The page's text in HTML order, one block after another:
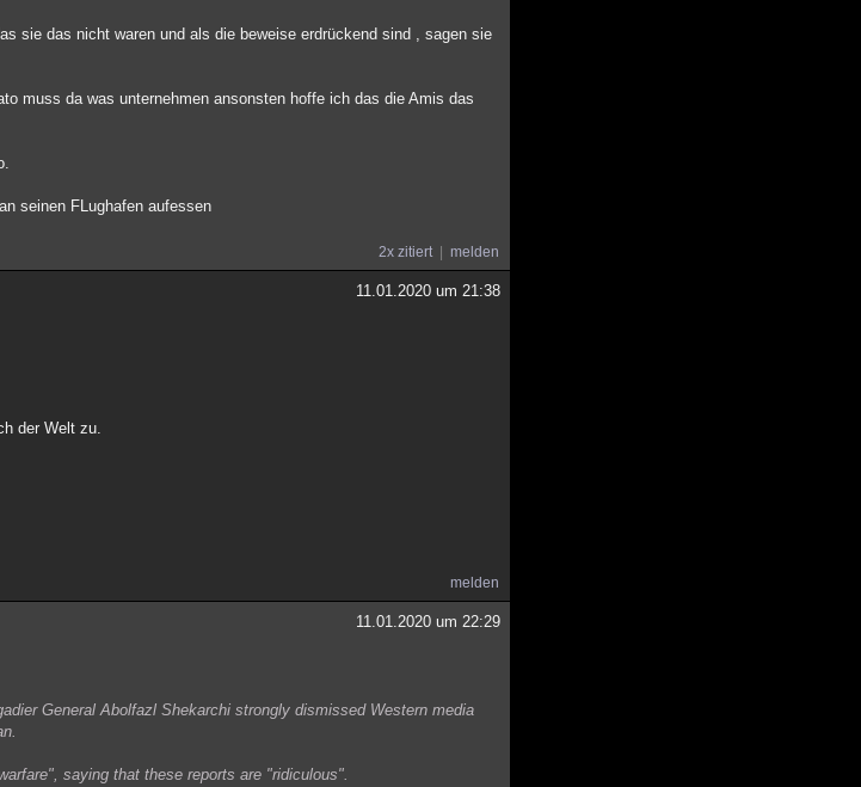
sie das nicht waren und als die beweise erdrückend sind , sagen sie
muss da was unternehmen ansonsten hoffe ich das die Amis das
seinen FLughafen aufessen
2x zitiert melden
11.01.2020 um 21:38
der Welt zu.
melden
11.01.2020 um 22:29
General Abolfazl Shekarchi strongly dismissed Western media
saying that these reports are "ridiculous".